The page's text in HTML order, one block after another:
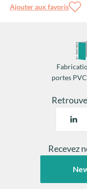
Ajouter aux favoris
portes
Recevez